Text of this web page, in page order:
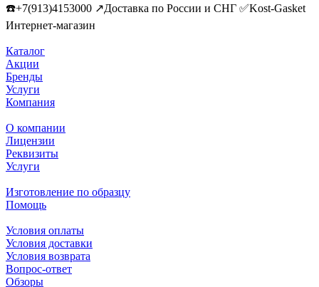
☎️+7(913)4153000 ↗️Доставка по России и СНГ ✅Kost-Gasket
Интернет-магазин
Каталог
Акции
Бренды
Услуги
Компания
О компании
Лицензии
Реквизиты
Услуги
Изготовление по образцу
Помощь
Условия оплаты
Условия доставки
Условия возврата
Вопрос-ответ
Обзоры